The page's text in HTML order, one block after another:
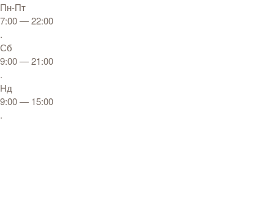
Пн-Пт
7:00 — 22:00
.
Сб
9:00 — 21:00
.
Нд
9:00 — 15:00
.